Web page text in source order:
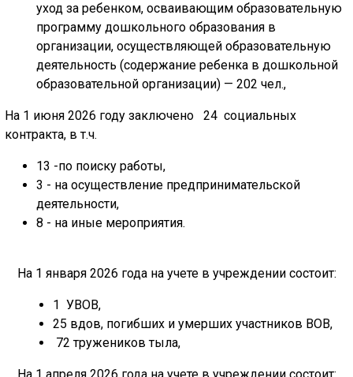
уход за ребенком, осваивающим образовательную
программу дошкольного образования в
организации, осуществляющей образовательную
деятельность (содержание ребенка в дошкольной
образовательной организации) — 202 чел.,
На 1 июня 2026 году заключено 24 социальных
контракта, в т.ч.
13 -по поиску работы,
3 - на осуществление предпринимательской
деятельности,
8 - на иные мероприятия.
На 1 января 2026 года на учете в учреждении состоит:
1 УВОВ,
25 вдов, погибших и умерших участников ВОВ,
72 тружеников тыла,